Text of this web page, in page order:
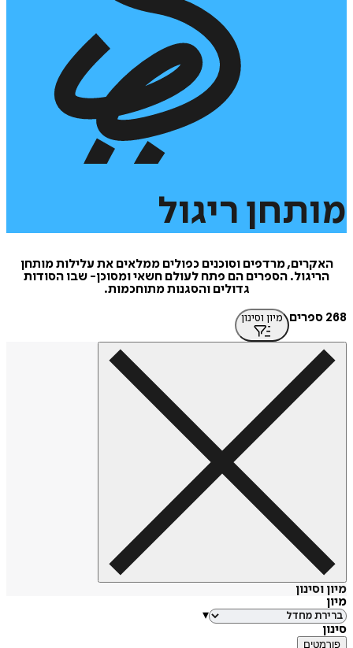
ריגול
מרדפים וסוכנים כפולים ממלאים את עלילות מותחן
הספרים הם פתח לעולם חשאי ומסוכן- שבו הסודות
גדולים והסגנות מתוחכמות.
מיון וסינון